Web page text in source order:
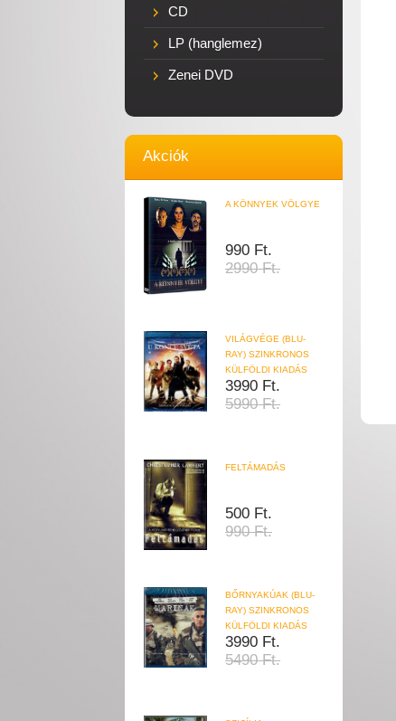
CD
LP (hanglemez)
Zenei DVD
Akciók
A KÖNNYEK VÖLGYE
990 Ft.
2990 Ft.
VILÁGVÉGE (BLU-
RAY) SZINKRONOS
KÜLFÖLDI KIADÁS
3990 Ft.
5990 Ft.
FELTÁMADÁS
500 Ft.
990 Ft.
BŐRNYAKÚAK (BLU-
RAY) SZINKRONOS
KÜLFÖLDI KIADÁS
3990 Ft.
5490 Ft.